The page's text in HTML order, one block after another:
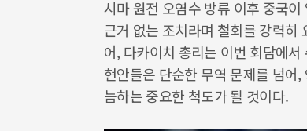
시마 원전 오염수 방류 이후 중국
근거 없는 조치라며 철회를 강력히
어, 다카이치 총리는 이번 회담에
현안들은 단순한 무역 문제를 넘어
늠하는 중요한 척도가 될 것이다.